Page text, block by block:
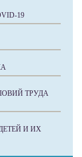
19
ТРУДА
И ИХ